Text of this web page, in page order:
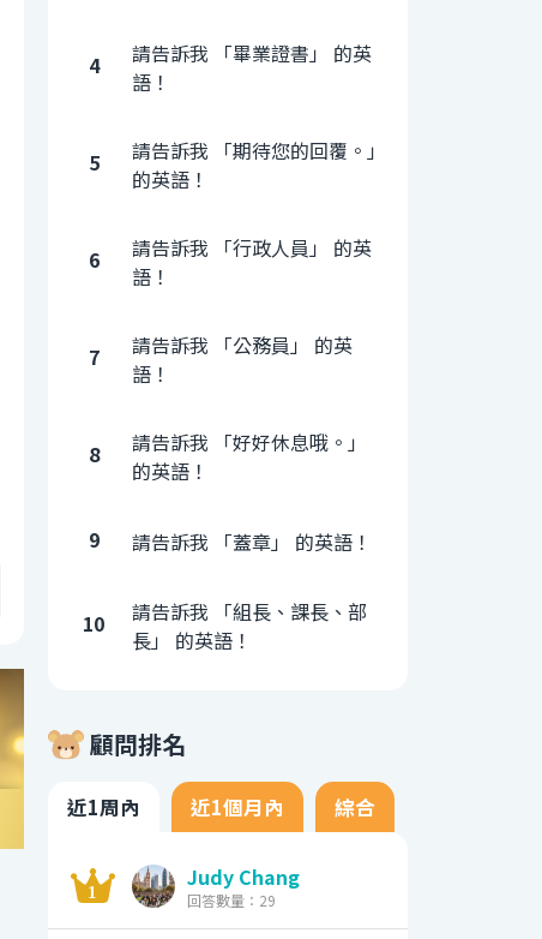
4
請告訴我 「畢業證書」 的英
語！
5
請告訴我 「期待您的回覆。」
的英語！
6
請告訴我 「行政人員」 的英
語！
7
請告訴我 「公務員」 的英
語！
8
請告訴我 「好好休息哦。」
的英語！
9 請告訴我 「蓋章」 的英語！
10
請告訴我 「組長、課長、部
長」 的英語！
顧問排名
近1周內 近1個月內 綜合
Judy Chang
回答數量：29